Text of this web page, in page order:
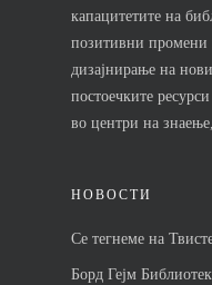
капацитетите на
позитивни промени
дизајнирање на
постоечките
во центри на
НОВОСТИ
Се тегнеме на
Борд Гејм